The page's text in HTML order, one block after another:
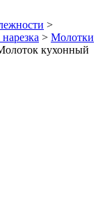
>
> Молотки
кухонный